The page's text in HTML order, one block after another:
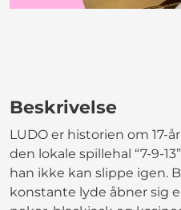
Beskrivelse
LUDO er historien om 17-
den lokale spillehal “7-9-
han ikke kan slippe igen.
konstante lyde åbner sig